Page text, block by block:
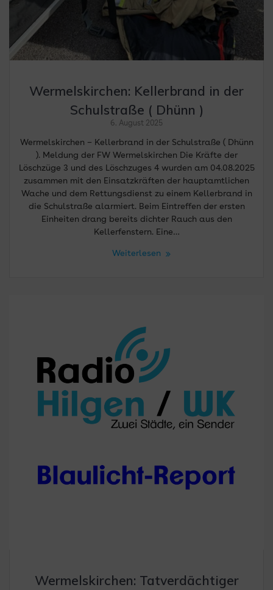
Wermelskirchen: Kellerbrand in der
Schulstraße ( Dhünn )
6. August 2025
Wermelskirchen – Kellerbrand in der Schulstraße ( Dhünn
). Meldung der FW Wermelskirchen Die Kräfte der
Löschzüge 3 und des Löschzuges 4 wurden am 04.08.2025
zusammen mit den Einsatzkräften der hauptamtlichen
Wache und dem Rettungsdienst zu einem Kellerbrand in
die Schulstraße alarmiert. Beim Eintreffen der ersten
Einheiten drang bereits dichter Rauch aus den
Kellerfenstern. Eine…
Weiterlesen
Wermelskirchen: Tatverdächtiger